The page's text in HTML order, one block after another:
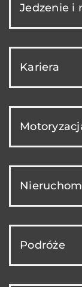
Jedzenie i
Kariera
Podróże